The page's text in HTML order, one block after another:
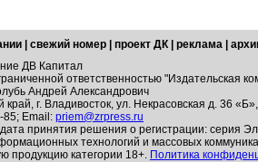
свежий номер проект ДК реклама
ДВ Капитал
ответственностью "Издательская
Андрей Александрович
г. Владивосток, ул. Некрасовская д. 36
Email: priem@zrpress.ru
принятия решения о регистрации: серия
технологий и массовых
категории 18+. Политика